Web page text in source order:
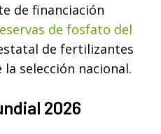
de financiación
de fosfato del
de fertilizantes
selección nacional.
2026